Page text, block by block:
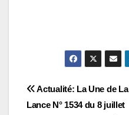
Navigation
Actualité: La Une de La
Lance N° 1534 du 8 juillet